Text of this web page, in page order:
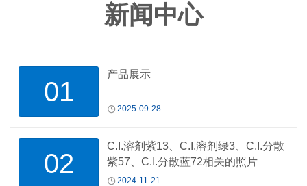
新闻中心
01
产品展示
2025-09-28
02
C.I.溶剂紫13、C.I.溶剂绿3、C.I.分散
紫57、C.I.分散蓝72相关的照片
2024-11-21